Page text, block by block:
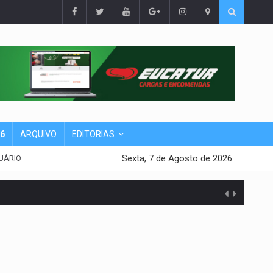
ARQUIVO EDITORIAS
Sexta, 7 de Agosto de 2026